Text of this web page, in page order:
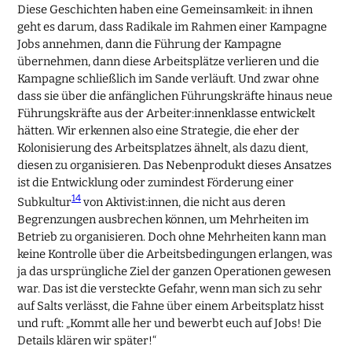
Diese Geschichten haben eine Gemeinsamkeit: in ihnen
geht es darum, dass Radikale im Rahmen einer Kampagne
Jobs annehmen, dann die Führung der Kampagne
übernehmen, dann diese Arbeitsplätze verlieren und die
Kampagne schließlich im Sande verläuft. Und zwar ohne
dass sie über die anfänglichen Führungskräfte hinaus neue
Führungskräfte aus der Arbeiter:innenklasse entwickelt
hätten. Wir erkennen also eine Strategie, die eher der
Kolonisierung des Arbeitsplatzes ähnelt, als dazu dient,
diesen zu organisieren. Das Nebenprodukt dieses Ansatzes
ist die Entwicklung oder zumindest Förderung einer
Subkultur14 von Aktivist:innen, die nicht aus deren
Begrenzungen ausbrechen können, um Mehrheiten im
Betrieb zu organisieren. Doch ohne Mehrheiten kann man
keine Kontrolle über die Arbeitsbedingungen erlangen, was
ja das ursprüngliche Ziel der ganzen Operationen gewesen
war. Das ist die versteckte Gefahr, wenn man sich zu sehr
auf Salts verlässt, die Fahne über einem Arbeitsplatz hisst
und ruft: „Kommt alle her und bewerbt euch auf Jobs! Die
Details klären wir später!“